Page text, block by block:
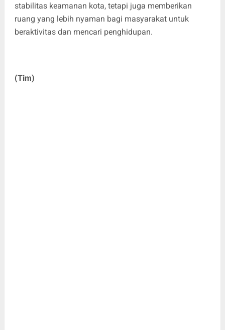
stabilitas keamanan kota, tetapi juga memberikan
ruang yang lebih nyaman bagi masyarakat untuk
beraktivitas dan mencari penghidupan.
(Tim)